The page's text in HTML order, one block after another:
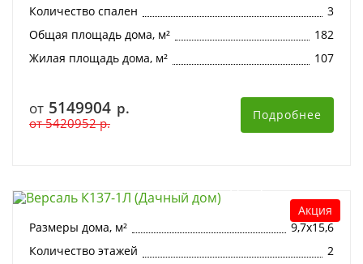
Количество спален
3
Общая площадь дома, м²
182
Жилая площадь дома, м²
107
от 5149904 р.
от5420952р.
Подробнее
Акция
Размеры дома, м²
9,7х15,6
Количество этажей
2